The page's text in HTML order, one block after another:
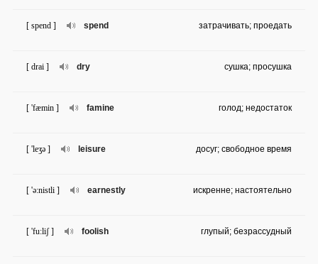
spend
[ spend ] затрачивать; проедать
dry
[ drai ] сушка; просушка
famine
[ 'fæmin ] голод; недостаток
leisure
[ 'leʒə ] досуг; свободное время
earnestly
[ 'ə:nistli ] искренне; настоятельно
foolish
[ 'fu:liʃ ] глупый; безрассудный